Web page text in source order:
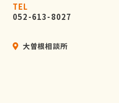
TEL
052-613-8027
大曽根相談所